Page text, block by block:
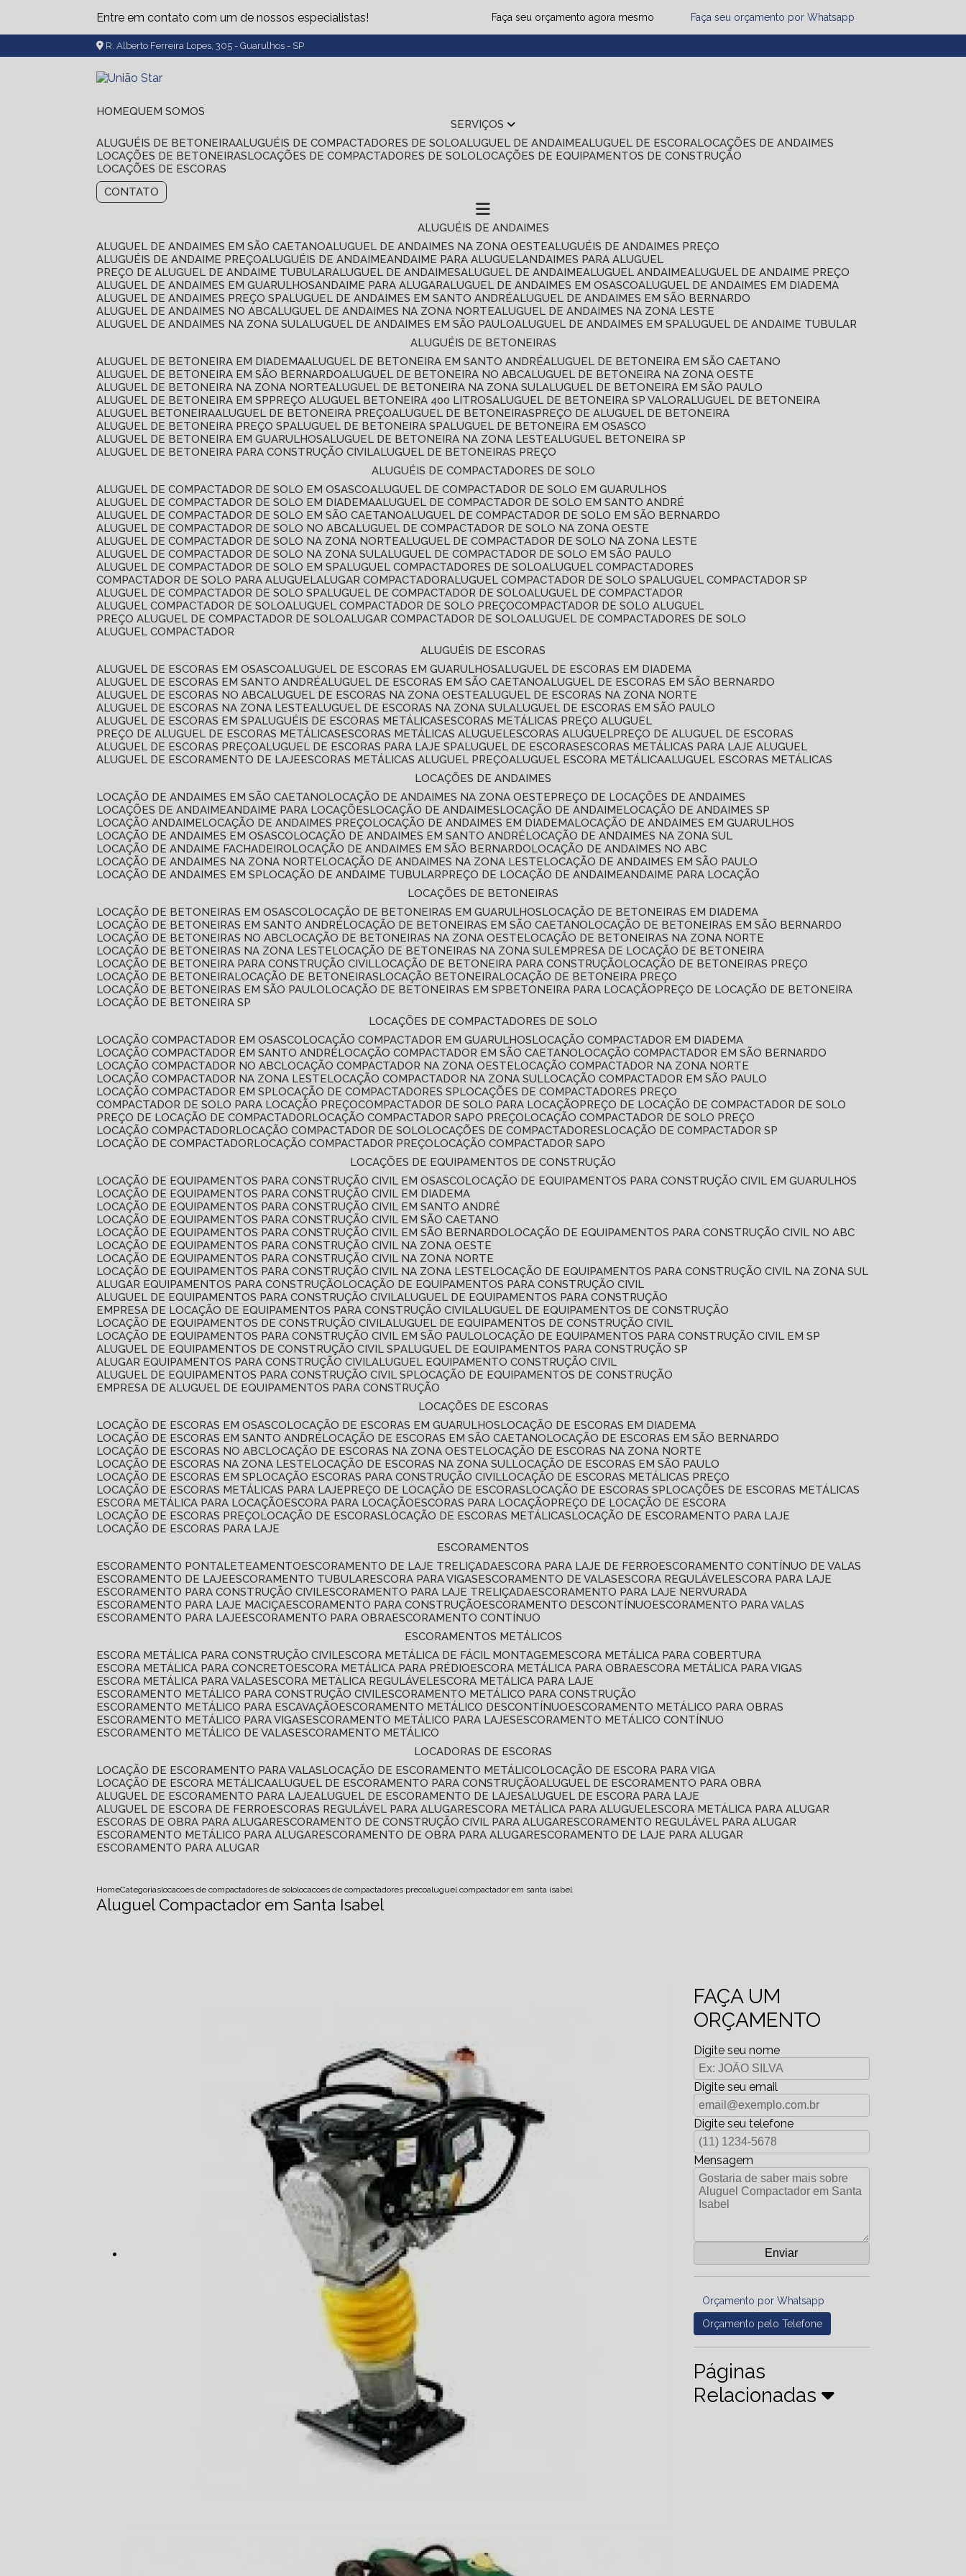
Entre em contato com um de nossos especialistas! Faça seu orçamento agora mesmo Faça seu orçamento por Whatsapp
R. Alberto Ferreira Lopes, 305 - Guarulhos - SP
HOME
QUEM SOMOS
SERVIÇOS
ALUGUÉIS DE BETONEIRA ALUGUÉIS DE COMPACTADORES DE SOLO ALUGUEL DE ANDAIME ALUGUEL DE ESCORA LOCAÇÕES DE ANDAIMES
LOCAÇÕES DE BETONEIRAS LOCAÇÕES DE COMPACTADORES DE SOLO LOCAÇÕES DE EQUIPAMENTOS DE CONSTRUÇÃO
LOCAÇÕES DE ESCORAS
CONTATO
ALUGUÉIS DE ANDAIMES
ALUGUEL DE ANDAIMES EM SÃO CAETANO ALUGUEL DE ANDAIMES NA ZONA OESTE ALUGUÉIS DE ANDAIMES PREÇO
ALUGUÉIS DE ANDAIME PREÇO ALUGUÉIS DE ANDAIME ANDAIME PARA ALUGUEL ANDAIMES PARA ALUGUEL
PREÇO DE ALUGUEL DE ANDAIME TUBULAR ALUGUEL DE ANDAIMES ALUGUEL DE ANDAIME ALUGUEL ANDAIME ALUGUEL DE ANDAIME PREÇO
ALUGUEL DE ANDAIMES EM GUARULHOS ANDAIME PARA ALUGAR ALUGUEL DE ANDAIMES EM OSASCO ALUGUEL DE ANDAIMES EM DIADEMA
ALUGUEL DE ANDAIMES PREÇO SP ALUGUEL DE ANDAIMES EM SANTO ANDRÉ ALUGUEL DE ANDAIMES EM SÃO BERNARDO
ALUGUEL DE ANDAIMES NO ABC ALUGUEL DE ANDAIMES NA ZONA NORTE ALUGUEL DE ANDAIMES NA ZONA LESTE
ALUGUEL DE ANDAIMES NA ZONA SUL ALUGUEL DE ANDAIMES EM SÃO PAULO ALUGUEL DE ANDAIMES EM SP ALUGUEL DE ANDAIME TUBULAR
ALUGUÉIS DE BETONEIRAS
ALUGUEL DE BETONEIRA EM DIADEMA ALUGUEL DE BETONEIRA EM SANTO ANDRÉ ALUGUEL DE BETONEIRA EM SÃO CAETANO
ALUGUEL DE BETONEIRA EM SÃO BERNARDO ALUGUEL DE BETONEIRA NO ABC ALUGUEL DE BETONEIRA NA ZONA OESTE
ALUGUEL DE BETONEIRA NA ZONA NORTE ALUGUEL DE BETONEIRA NA ZONA SUL ALUGUEL DE BETONEIRA EM SÃO PAULO
ALUGUEL DE BETONEIRA EM SP
PREÇO ALUGUEL BETONEIRA 400 LITROS ALUGUEL DE BETONEIRA SP VALOR ALUGUEL DE BETONEIRA
ALUGUEL BETONEIRA ALUGUEL DE BETONEIRA PREÇO ALUGUEL DE BETONEIRAS
PREÇO DE ALUGUEL DE BETONEIRA
ALUGUEL DE BETONEIRA PREÇO SP ALUGUEL DE BETONEIRA SP ALUGUEL DE BETONEIRA EM OSASCO
ALUGUEL DE BETONEIRA EM GUARULHOS ALUGUEL DE BETONEIRA NA ZONA LESTE ALUGUEL BETONEIRA SP
ALUGUEL DE BETONEIRA PARA CONSTRUÇÃO CIVIL ALUGUEL DE BETONEIRAS PREÇO
ALUGUÉIS DE COMPACTADORES DE SOLO
ALUGUEL DE COMPACTADOR DE SOLO EM OSASCO ALUGUEL DE COMPACTADOR DE SOLO EM GUARULHOS
ALUGUEL DE COMPACTADOR DE SOLO EM DIADEMA ALUGUEL DE COMPACTADOR DE SOLO EM SANTO ANDRÉ
ALUGUEL DE COMPACTADOR DE SOLO EM SÃO CAETANO ALUGUEL DE COMPACTADOR DE SOLO EM SÃO BERNARDO
ALUGUEL DE COMPACTADOR DE SOLO NO ABC ALUGUEL DE COMPACTADOR DE SOLO NA ZONA OESTE
ALUGUEL DE COMPACTADOR DE SOLO NA ZONA NORTE ALUGUEL DE COMPACTADOR DE SOLO NA ZONA LESTE
ALUGUEL DE COMPACTADOR DE SOLO NA ZONA SUL ALUGUEL DE COMPACTADOR DE SOLO EM SÃO PAULO
ALUGUEL DE COMPACTADOR DE SOLO EM SP ALUGUEL COMPACTADORES DE SOLO ALUGUEL COMPACTADORES
COMPACTADOR DE SOLO PARA ALUGUEL ALUGAR COMPACTADOR ALUGUEL COMPACTADOR DE SOLO SP ALUGUEL COMPACTADOR SP
ALUGUEL DE COMPACTADOR DE SOLO SP ALUGUEL DE COMPACTADOR DE SOLO ALUGUEL DE COMPACTADOR
ALUGUEL COMPACTADOR DE SOLO ALUGUEL COMPACTADOR DE SOLO PREÇO COMPACTADOR DE SOLO ALUGUEL
PREÇO ALUGUEL DE COMPACTADOR DE SOLO ALUGAR COMPACTADOR DE SOLO ALUGUEL DE COMPACTADORES DE SOLO
ALUGUEL COMPACTADOR
ALUGUÉIS DE ESCORAS
ALUGUEL DE ESCORAS EM OSASCO ALUGUEL DE ESCORAS EM GUARULHOS ALUGUEL DE ESCORAS EM DIADEMA
ALUGUEL DE ESCORAS EM SANTO ANDRÉ ALUGUEL DE ESCORAS EM SÃO CAETANO ALUGUEL DE ESCORAS EM SÃO BERNARDO
ALUGUEL DE ESCORAS NO ABC ALUGUEL DE ESCORAS NA ZONA OESTE ALUGUEL DE ESCORAS NA ZONA NORTE
ALUGUEL DE ESCORAS NA ZONA LESTE ALUGUEL DE ESCORAS NA ZONA SUL ALUGUEL DE ESCORAS EM SÃO PAULO
ALUGUEL DE ESCORAS EM SP ALUGUÉIS DE ESCORAS METÁLICAS
ESCORAS METÁLICAS PREÇO ALUGUEL
PREÇO DE ALUGUEL DE ESCORAS METÁLICAS
ESCORAS METÁLICAS ALUGUEL ESCORAS ALUGUEL
PREÇO DE ALUGUEL DE ESCORAS
ALUGUEL DE ESCORAS PREÇO ALUGUEL DE ESCORAS PARA LAJE SP ALUGUEL DE ESCORAS
ESCORAS METÁLICAS PARA LAJE ALUGUEL
ALUGUEL DE ESCORAMENTO DE LAJE
ESCORAS METÁLICAS ALUGUEL PREÇO ALUGUEL ESCORA METÁLICA ALUGUEL ESCORAS METÁLICAS
LOCAÇÕES DE ANDAIMES
LOCAÇÃO DE ANDAIMES EM SÃO CAETANO LOCAÇÃO DE ANDAIMES NA ZONA OESTE
PREÇO DE LOCAÇÕES DE ANDAIMES
LOCAÇÕES DE ANDAIME ANDAIME PARA LOCAÇÕES LOCAÇÃO DE ANDAIMES LOCAÇÃO DE ANDAIME LOCAÇÃO DE ANDAIMES SP
LOCAÇÃO ANDAIME LOCAÇÃO DE ANDAIMES PREÇO LOCAÇÃO DE ANDAIMES EM DIADEMA LOCAÇÃO DE ANDAIMES EM GUARULHOS
LOCAÇÃO DE ANDAIMES EM OSASCO LOCAÇÃO DE ANDAIMES EM SANTO ANDRÉ LOCAÇÃO DE ANDAIMES NA ZONA SUL
LOCAÇÃO DE ANDAIME FACHADEIRO LOCAÇÃO DE ANDAIMES EM SÃO BERNARDO LOCAÇÃO DE ANDAIMES NO ABC
LOCAÇÃO DE ANDAIMES NA ZONA NORTE LOCAÇÃO DE ANDAIMES NA ZONA LESTE LOCAÇÃO DE ANDAIMES EM SÃO PAULO
LOCAÇÃO DE ANDAIMES EM SP LOCAÇÃO DE ANDAIME TUBULAR PREÇO DE LOCAÇÃO DE ANDAIME ANDAIME PARA LOCAÇÃO
LOCAÇÕES DE BETONEIRAS
LOCAÇÃO DE BETONEIRAS EM OSASCO LOCAÇÃO DE BETONEIRAS EM GUARULHOS LOCAÇÃO DE BETONEIRAS EM DIADEMA
LOCAÇÃO DE BETONEIRAS EM SANTO ANDRÉ LOCAÇÃO DE BETONEIRAS EM SÃO CAETANO LOCAÇÃO DE BETONEIRAS EM SÃO BERNARDO
LOCAÇÃO DE BETONEIRAS NO ABC LOCAÇÃO DE BETONEIRAS NA ZONA OESTE LOCAÇÃO DE BETONEIRAS NA ZONA NORTE
LOCAÇÃO DE BETONEIRAS NA ZONA LESTE LOCAÇÃO DE BETONEIRAS NA ZONA SUL
EMPRESA DE LOCAÇÃO DE BETONEIRA
LOCAÇÃO DE BETONEIRA PARA CONSTRUÇÃO CIVIL LOCAÇÃO DE BETONEIRA PARA CONSTRUÇÃO LOCAÇÃO DE BETONEIRAS PREÇO
LOCAÇÃO DE BETONEIRA LOCAÇÃO DE BETONEIRAS LOCAÇÃO BETONEIRA LOCAÇÃO DE BETONEIRA PREÇO
LOCAÇÃO DE BETONEIRAS EM SÃO PAULO LOCAÇÃO DE BETONEIRAS EM SP BETONEIRA PARA LOCAÇÃO
PREÇO DE LOCAÇÃO DE BETONEIRA
LOCAÇÃO DE BETONEIRA SP
LOCAÇÕES DE COMPACTADORES DE SOLO
LOCAÇÃO COMPACTADOR EM OSASCO LOCAÇÃO COMPACTADOR EM GUARULHOS LOCAÇÃO COMPACTADOR EM DIADEMA
LOCAÇÃO COMPACTADOR EM SANTO ANDRÉ LOCAÇÃO COMPACTADOR EM SÃO CAETANO LOCAÇÃO COMPACTADOR EM SÃO BERNARDO
LOCAÇÃO COMPACTADOR NO ABC LOCAÇÃO COMPACTADOR NA ZONA OESTE LOCAÇÃO COMPACTADOR NA ZONA NORTE
LOCAÇÃO COMPACTADOR NA ZONA LESTE LOCAÇÃO COMPACTADOR NA ZONA SUL LOCAÇÃO COMPACTADOR EM SÃO PAULO
LOCAÇÃO COMPACTADOR EM SP LOCAÇÃO DE COMPACTADORES SP LOCAÇÕES DE COMPACTADORES PREÇO
COMPACTADOR DE SOLO PARA LOCAÇÃO PREÇO COMPACTADOR DE SOLO PARA LOCAÇÃO
PREÇO DE LOCAÇÃO DE COMPACTADOR DE SOLO
PREÇO DE LOCAÇÃO DE COMPACTADOR LOCAÇÃO COMPACTADOR SAPO PREÇO LOCAÇÃO COMPACTADOR DE SOLO PREÇO
LOCAÇÃO COMPACTADOR LOCAÇÃO COMPACTADOR DE SOLO LOCAÇÕES DE COMPACTADORES LOCAÇÃO DE COMPACTADOR SP
LOCAÇÃO DE COMPACTADOR LOCAÇÃO COMPACTADOR PREÇO LOCAÇÃO COMPACTADOR SAPO
LOCAÇÕES DE EQUIPAMENTOS DE CONSTRUÇÃO
LOCAÇÃO DE EQUIPAMENTOS PARA CONSTRUÇÃO CIVIL EM OSASCO LOCAÇÃO DE EQUIPAMENTOS PARA CONSTRUÇÃO CIVIL EM GUARULHOS
LOCAÇÃO DE EQUIPAMENTOS PARA CONSTRUÇÃO CIVIL EM DIADEMA
LOCAÇÃO DE EQUIPAMENTOS PARA CONSTRUÇÃO CIVIL EM SANTO ANDRÉ
LOCAÇÃO DE EQUIPAMENTOS PARA CONSTRUÇÃO CIVIL EM SÃO CAETANO
LOCAÇÃO DE EQUIPAMENTOS PARA CONSTRUÇÃO CIVIL EM SÃO BERNARDO LOCAÇÃO DE EQUIPAMENTOS PARA CONSTRUÇÃO CIVIL NO ABC
LOCAÇÃO DE EQUIPAMENTOS PARA CONSTRUÇÃO CIVIL NA ZONA OESTE
LOCAÇÃO DE EQUIPAMENTOS PARA CONSTRUÇÃO CIVIL NA ZONA NORTE
LOCAÇÃO DE EQUIPAMENTOS PARA CONSTRUÇÃO CIVIL NA ZONA LESTE LOCAÇÃO DE EQUIPAMENTOS PARA CONSTRUÇÃO CIVIL NA ZONA SUL
ALUGAR EQUIPAMENTOS PARA CONSTRUÇÃO LOCAÇÃO DE EQUIPAMENTOS PARA CONSTRUÇÃO CIVIL
ALUGUEL DE EQUIPAMENTOS PARA CONSTRUÇÃO CIVIL ALUGUEL DE EQUIPAMENTOS PARA CONSTRUÇÃO
EMPRESA DE LOCAÇÃO DE EQUIPAMENTOS PARA CONSTRUÇÃO CIVIL ALUGUEL DE EQUIPAMENTOS DE CONSTRUÇÃO
LOCAÇÃO DE EQUIPAMENTOS DE CONSTRUÇÃO CIVIL ALUGUEL DE EQUIPAMENTOS DE CONSTRUÇÃO CIVIL
LOCAÇÃO DE EQUIPAMENTOS PARA CONSTRUÇÃO CIVIL EM SÃO PAULO LOCAÇÃO DE EQUIPAMENTOS PARA CONSTRUÇÃO CIVIL EM SP
ALUGUEL DE EQUIPAMENTOS DE CONSTRUÇÃO CIVIL SP ALUGUEL DE EQUIPAMENTOS PARA CONSTRUÇÃO SP
ALUGAR EQUIPAMENTOS PARA CONSTRUÇÃO CIVIL ALUGUEL EQUIPAMENTO CONSTRUÇÃO CIVIL
ALUGUEL DE EQUIPAMENTOS PARA CONSTRUÇÃO CIVIL SP LOCAÇÃO DE EQUIPAMENTOS DE CONSTRUÇÃO
EMPRESA DE ALUGUEL DE EQUIPAMENTOS PARA CONSTRUÇÃO
LOCAÇÕES DE ESCORAS
LOCAÇÃO DE ESCORAS EM OSASCO LOCAÇÃO DE ESCORAS EM GUARULHOS LOCAÇÃO DE ESCORAS EM DIADEMA
LOCAÇÃO DE ESCORAS EM SANTO ANDRÉ LOCAÇÃO DE ESCORAS EM SÃO CAETANO LOCAÇÃO DE ESCORAS EM SÃO BERNARDO
LOCAÇÃO DE ESCORAS NO ABC LOCAÇÃO DE ESCORAS NA ZONA OESTE LOCAÇÃO DE ESCORAS NA ZONA NORTE
LOCAÇÃO DE ESCORAS NA ZONA LESTE LOCAÇÃO DE ESCORAS NA ZONA SUL LOCAÇÃO DE ESCORAS EM SÃO PAULO
LOCAÇÃO DE ESCORAS EM SP LOCAÇÃO ESCORAS PARA CONSTRUÇÃO CIVIL LOCAÇÃO DE ESCORAS METÁLICAS PREÇO
LOCAÇÃO DE ESCORAS METÁLICAS PARA LAJE
PREÇO DE LOCAÇÃO DE ESCORAS LOCAÇÃO DE ESCORAS SP LOCAÇÕES DE ESCORAS METÁLICAS
ESCORA METÁLICA PARA LOCAÇÃO
ESCORA PARA LOCAÇÃO ESCORAS PARA LOCAÇÃO
PREÇO DE LOCAÇÃO DE ESCORA
LOCAÇÃO DE ESCORAS PREÇO LOCAÇÃO DE ESCORAS LOCAÇÃO DE ESCORAS METÁLICAS LOCAÇÃO DE ESCORAMENTO PARA LAJE
LOCAÇÃO DE ESCORAS PARA LAJE
ESCORAMENTOS
ESCORAMENTO PONTALETEAMENTO
ESCORAMENTO DE LAJE TRELIÇADA ESCORA PARA LAJE DE FERRO
ESCORAMENTO CONTÍNUO DE VALAS
ESCORAMENTO DE LAJE
ESCORAMENTO TUBULAR ESCORA PARA VIGAS ESCORAMENTO DE VALAS ESCORA REGULÁVEL ESCORA PARA LAJE
ESCORAMENTO PARA CONSTRUÇÃO CIVIL ESCORAMENTO PARA LAJE TRELIÇADA ESCORAMENTO PARA LAJE NERVURADA
ESCORAMENTO PARA LAJE MACIÇA ESCORAMENTO PARA CONSTRUÇÃO ESCORAMENTO DESCONTÍNUO
ESCORAMENTO PARA VALAS
ESCORAMENTO PARA LAJE
ESCORAMENTO PARA OBRA ESCORAMENTO CONTÍNUO
ESCORAMENTOS METÁLICOS
ESCORA METÁLICA PARA CONSTRUÇÃO CIVIL ESCORA METÁLICA DE FÁCIL MONTAGEM
ESCORA METÁLICA PARA COBERTURA
ESCORA METÁLICA PARA CONCRETO
ESCORA METÁLICA PARA PRÉDIO ESCORA METÁLICA PARA OBRA ESCORA METÁLICA PARA VIGAS
ESCORA METÁLICA PARA VALAS
ESCORA METÁLICA REGULÁVEL ESCORA METÁLICA PARA LAJE
ESCORAMENTO METÁLICO PARA CONSTRUÇÃO CIVIL ESCORAMENTO METÁLICO PARA CONSTRUÇÃO
ESCORAMENTO METÁLICO PARA ESCAVAÇÃO
ESCORAMENTO METÁLICO DESCONTÍNUO
ESCORAMENTO METÁLICO PARA OBRAS
ESCORAMENTO METÁLICO PARA VIGAS
ESCORAMENTO METÁLICO PARA LAJES
ESCORAMENTO METÁLICO CONTÍNUO
ESCORAMENTO METÁLICO DE VALAS
ESCORAMENTO METÁLICO
LOCADORAS DE ESCORAS
LOCAÇÃO DE ESCORAMENTO PARA VALAS LOCAÇÃO DE ESCORAMENTO METÁLICO LOCAÇÃO DE ESCORA PARA VIGA
LOCAÇÃO DE ESCORA METÁLICA ALUGUEL DE ESCORAMENTO PARA CONSTRUÇÃO ALUGUEL DE ESCORAMENTO PARA OBRA
ALUGUEL DE ESCORAMENTO PARA LAJE ALUGUEL DE ESCORAMENTO DE LAJES ALUGUEL DE ESCORA PARA LAJE
ALUGUEL DE ESCORA DE FERRO
ESCORAS REGULÁVEL PARA ALUGAR ESCORA METÁLICA PARA ALUGUEL ESCORA METÁLICA PARA ALUGAR
ESCORAS DE OBRA PARA ALUGAR ESCORAMENTO DE CONSTRUÇÃO CIVIL PARA ALUGAR ESCORAMENTO REGULÁVEL PARA ALUGAR
ESCORAMENTO METÁLICO PARA ALUGAR ESCORAMENTO DE OBRA PARA ALUGAR ESCORAMENTO DE LAJE PARA ALUGAR
ESCORAMENTO PARA ALUGAR
HomeCategoriaslocacoes de compactadores de sololocacoes de compactadores precoaluguel compactador em santa isabel
Aluguel Compactador em Santa Isabel
FAÇA UM
ORÇAMENTO
Digite seu nome
Digite seu email
Digite seu telefone
Mensagem
Orçamento por Whatsapp
Orçamento pelo Telefone
Páginas
Relacionadas